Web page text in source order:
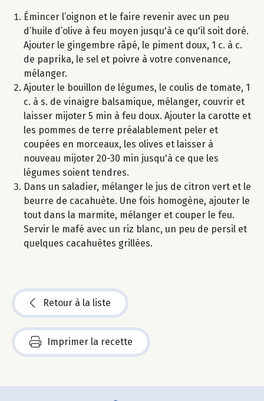
Émincer l’oignon et le faire revenir avec un peu
d’huile d’olive à feu moyen jusqu'à ce qu'il soit doré.
Ajouter le gingembre râpé, le piment doux, 1 c. à c.
de paprika, le sel et poivre à votre convenance,
mélanger.
Ajouter le bouillon de légumes, le coulis de tomate, 1
c. à s. de vinaigre balsamique, mélanger, couvrir et
laisser mijoter 5 min à feu doux. Ajouter la carotte et
les pommes de terre préalablement peler et
coupées en morceaux, les olives et laisser à
nouveau mijoter 20-30 min jusqu'à ce que les
légumes soient tendres.
Dans un saladier, mélanger le jus de citron vert et le
beurre de cacahuète. Une fois homogène, ajouter le
tout dans la marmite, mélanger et couper le feu.
Servir le mafé avec un riz blanc, un peu de persil et
quelques cacahuètes grillées.
Retour à la liste
Imprimer la recette